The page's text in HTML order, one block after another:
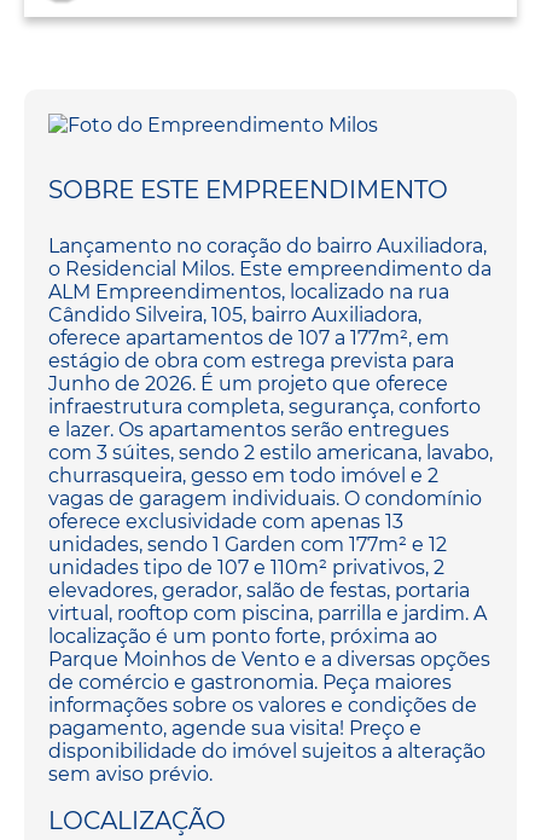
SOBRE ESTE EMPREENDIMENTO
Lançamento no coração do bairro Auxiliadora,
o Residencial Milos. Este empreendimento da
ALM Empreendimentos, localizado na rua
Cândido Silveira, 105, bairro Auxiliadora,
oferece apartamentos de 107 a 177m², em
estágio de obra com estrega prevista para
Junho de 2026. É um projeto que oferece
infraestrutura completa, segurança, conforto
e lazer. Os apartamentos serão entregues
com 3 súites, sendo 2 estilo americana, lavabo,
churrasqueira, gesso em todo imóvel e 2
vagas de garagem individuais. O condomínio
oferece exclusividade com apenas 13
unidades, sendo 1 Garden com 177m² e 12
unidades tipo de 107 e 110m² privativos, 2
elevadores, gerador, salão de festas, portaria
virtual, rooftop com piscina, parrilla e jardim. A
localização é um ponto forte, próxima ao
Parque Moinhos de Vento e a diversas opções
de comércio e gastronomia. Peça maiores
informações sobre os valores e condições de
pagamento, agende sua visita! Preço e
disponibilidade do imóvel sujeitos a alteração
sem aviso prévio.
LOCALIZAÇÃO